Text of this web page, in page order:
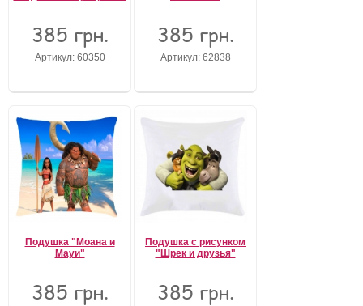
385 грн.
Артикул: 60350
385 грн.
Артикул: 62838
Подушка "Моана и
Мауи"
385 грн.
Подушка с рисунком
"Шрек и друзья"
385 грн.